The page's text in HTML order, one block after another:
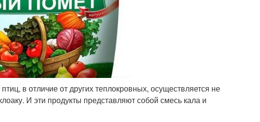
в отличие от других теплокровных, осуществляется не
И эти продукты представляют собой смесь кала и